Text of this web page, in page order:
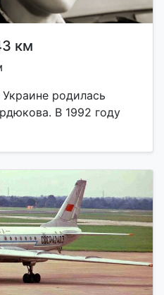
км
родилась
В 1992 году